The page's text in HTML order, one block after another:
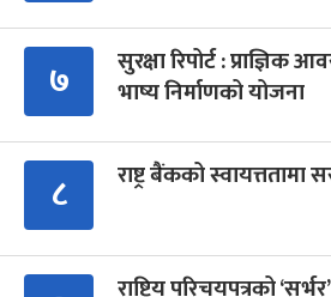
७
सुरक्षा रिपोर्ट : प्राज्ञिक
भाष्य निर्माणको योजना
८ राष्ट्र बैंकको
राष्ट्रिय परिचयपत्रको